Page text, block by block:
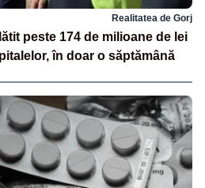
Realitatea de Gorj
peste 174 de milioane de lei
în doar o săptămână